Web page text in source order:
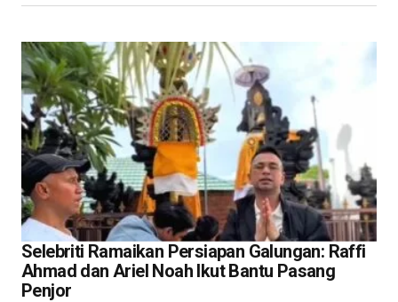
Selebriti Ramaikan Persiapan Galungan: Raffi
Ahmad dan Ariel Noah Ikut Bantu Pasang
Penjor